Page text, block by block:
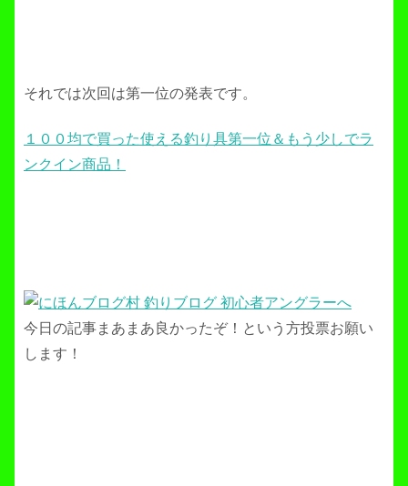
それでは次回は第一位の発表です。
１００均で買った使える釣り具第一位＆もう少しでラ
ンクイン商品！
今日の記事まあまあ良かったぞ！という方投票お願い
します！